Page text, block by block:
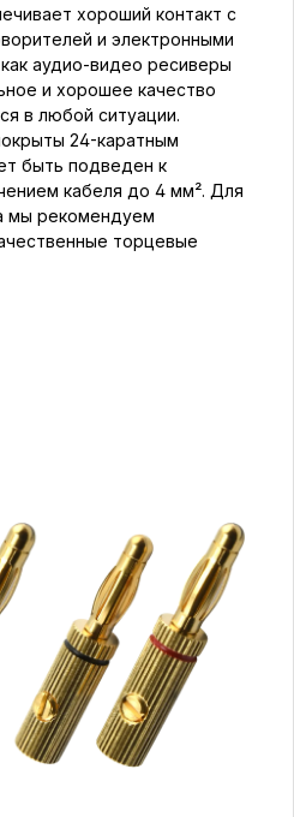
хороший контакт с
и электронными
аудио-видео ресиверы
и хорошее качество
в любой ситуации.
24-каратным
быть подведен к
кабеля до 4 мм². Для
мы рекомендуем
торцевые